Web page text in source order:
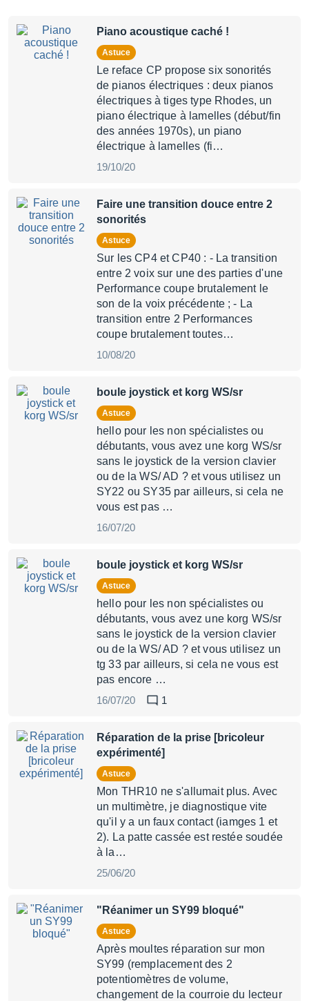
Piano acoustique caché !
Astuce
Le reface CP propose six sonorités
de pianos électriques : deux pianos
électriques à tiges type Rhodes, un
piano électrique à lamelles (début/fin
des années 1970s), un piano
électrique à lamelles (fi…
19/10/20
Faire une transition douce entre 2
sonorités
Astuce
Sur les CP4 et CP40 : - La transition
entre 2 voix sur une des parties d'une
Performance coupe brutalement le
son de la voix précédente ; - La
transition entre 2 Performances
coupe brutalement toutes…
10/08/20
boule joystick et korg WS/sr
Astuce
hello pour les non spécialistes ou
débutants, vous avez une korg WS/sr
sans le joystick de la version clavier
ou de la WS/ AD ? et vous utilisez un
SY22 ou SY35 par ailleurs, si cela ne
vous est pas …
16/07/20
boule joystick et korg WS/sr
Astuce
hello pour les non spécialistes ou
débutants, vous avez une korg WS/sr
sans le joystick de la version clavier
ou de la WS/ AD ? et vous utilisez un
tg 33 par ailleurs, si cela ne vous est
pas encore …
16/07/20
1
Réparation de la prise [bricoleur
expérimenté]
Astuce
Mon THR10 ne s'allumait plus. Avec
un multimètre, je diagnostique vite
qu'il y a un faux contact (iamges 1 et
2). La patte cassée est restée soudée
à la…
25/06/20
"Réanimer un SY99 bloqué"
Astuce
Après moultes réparation sur mon
SY99 (remplacement des 2
potentiomètres de volume,
changement de la courroie du lecteur